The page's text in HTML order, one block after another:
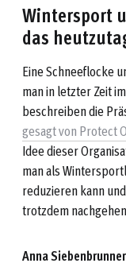
Wintersport
das
Eine Schneeflocke
man in letzter Zeit
beschreiben die
gesagt von Protect
Idee dieser
man als
reduzieren kann
trotzdem
Anna